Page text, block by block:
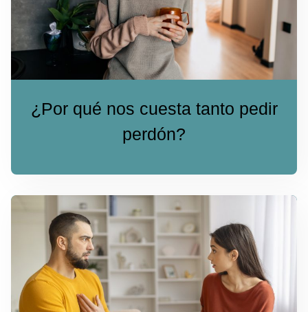
¿Por qué nos cuesta tanto pedir
perdón?